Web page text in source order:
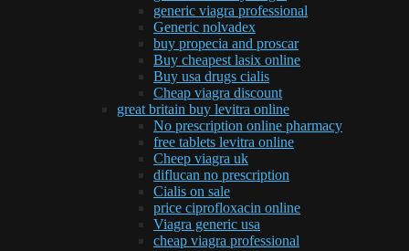
generic viagra professional
Generic nolvadex
buy propecia and proscar
Buy cheapest lasix online
Buy usa drugs cialis
Cheap viagra discount
great britain buy levitra online
No prescription online pharmacy
free tablets levitra online
Cheep viagra uk
diflucan no prescription
Cialis on sale
price ciprofloxacin online
Viagra generic usa
cheap viagra professional